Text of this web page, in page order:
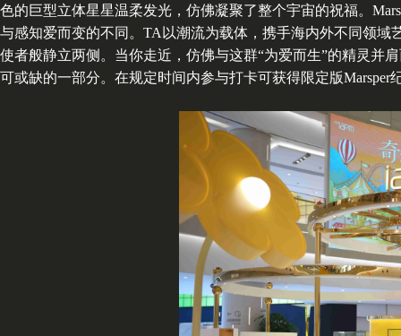
色的巨型立体星星温柔发光，仿佛凝聚了整个宇宙的祝福。
与感知爱而变的不同。TA以潮流为载体，携手海内外不同领
使者般静立两侧。当你走近，仿佛与这群“为爱而生”的精灵并
可或缺的一部分。在规定时间内参与打卡可获得限定版